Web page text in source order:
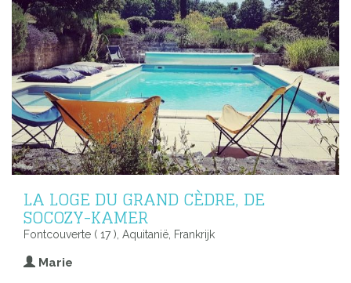
LA LOGE DU GRAND CÈDRE, DE
SOCOZY-KAMER
Fontcouverte ( 17 ), Aquitanië, Frankrijk
Marie